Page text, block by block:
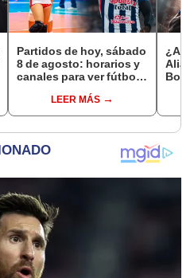
Partidos de hoy, sábado
8 de agosto: horarios y
canales para ver fútbol
LEER MÁS
¿A